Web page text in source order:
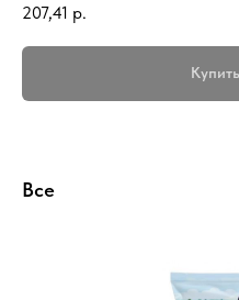
207,41 р.
Купить
Все